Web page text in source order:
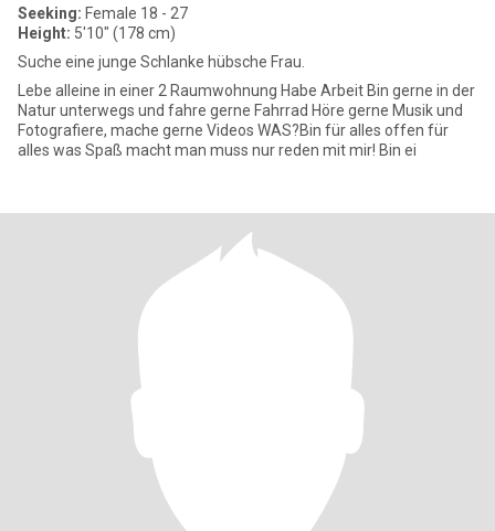
Seeking: Female 18 - 27
Height: 5'10" (178 cm)
Suche eine junge Schlanke hübsche Frau.
Lebe alleine in einer 2 Raumwohnung Habe Arbeit Bin gerne in der
Natur unterwegs und fahre gerne Fahrrad Höre gerne Musik und
Fotografiere, mache gerne Videos WAS?Bin für alles offen für
alles was Spaß macht man muss nur reden mit mir! Bin ei